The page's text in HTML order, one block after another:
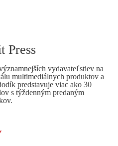
Press
vydavateľstiev na
multimediálnych produktov a
predstavuje viac ako 30
s týždenným predaným